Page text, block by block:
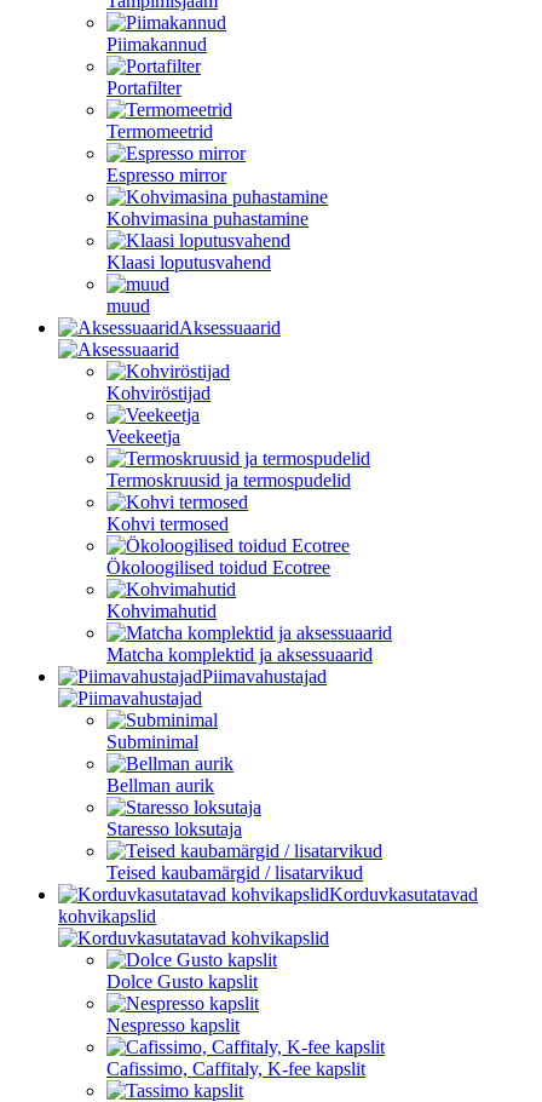
Piimakannud
Portafilter
Termomeetrid
Espresso mirror
Kohvimasina puhastamine
Klaasi loputusvahend
muud
Aksessuaarid
Kohviröstijad
Veekeetja
Termoskruusid ja termospudelid
Kohvi termosed
Ökoloogilised toidud Ecotree
Kohvimahutid
Matcha komplektid ja aksessuaarid
Piimavahustajad
Subminimal
Bellman aurik
Staresso loksutaja
Teised kaubamärgid / lisatarvikud
Korduvkasutatavad
kohvikapslid
Dolce Gusto kapslit
Nespresso kapslit
Cafissimo, Caffitaly, K-fee kapslit